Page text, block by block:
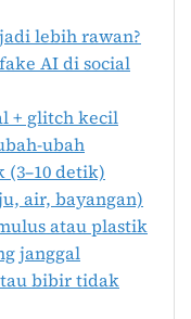
lebih rawan?
AI di social
+ glitch kecil
ubah
(3–10 detik)
air, bayangan)
atau plastik
janggal
bibir tidak